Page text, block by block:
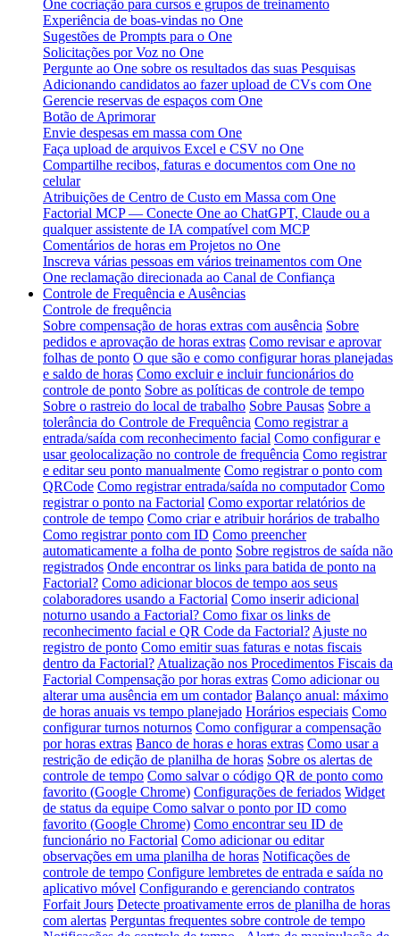
One cocriação para cursos e grupos de treinamento
Experiência de boas-vindas no One
Sugestões de Prompts para o One
Solicitações por Voz no One
Pergunte ao One sobre os resultados das suas Pesquisas
Adicionando candidatos ao fazer upload de CVs com One
Gerencie reservas de espaços com One
Botão de Aprimorar
Envie despesas em massa com One
Faça upload de arquivos Excel e CSV no One
Compartilhe recibos, faturas e documentos com One no
celular
Atribuições de Centro de Custo em Massa com One
Factorial MCP — Conecte One ao ChatGPT, Claude ou a
qualquer assistente de IA compatível com MCP
Comentários de horas em Projetos no One
Inscreva várias pessoas em vários treinamentos com One
One reclamação direcionada ao Canal de Confiança
Controle de Frequência e Ausências
Controle de frequência
Sobre compensação de horas extras com ausência Sobre
pedidos e aprovação de horas extras Como revisar e aprovar
folhas de ponto O que são e como configurar horas planejadas
e saldo de horas Como excluir e incluir funcionários do
controle de ponto Sobre as políticas de controle de tempo
Sobre o rastreio do local de trabalho Sobre Pausas Sobre a
tolerância do Controle de Frequência Como registrar a
entrada/saída com reconhecimento facial Como configurar e
usar geolocalização no controle de frequência Como registrar
e editar seu ponto manualmente Como registrar o ponto com
QRCode Como registrar entrada/saída no computador Como
registrar o ponto na Factorial Como exportar relatórios de
controle de tempo Como criar e atribuir horários de trabalho
Como registrar ponto com ID Como preencher
automaticamente a folha de ponto Sobre registros de saída não
registrados Onde encontrar os links para batida de ponto na
Factorial? Como adicionar blocos de tempo aos seus
colaboradores usando a Factorial Como inserir adicional
noturno usando a Factorial? Como fixar os links de
reconhecimento facial e QR Code da Factorial? Ajuste no
registro de ponto Como emitir suas faturas e notas fiscais
dentro da Factorial? Atualização nos Procedimentos Fiscais da
Factorial Compensação por horas extras Como adicionar ou
alterar uma ausência em um contador Balanço anual: máximo
de horas anuais vs tempo planejado Horários especiais Como
configurar turnos noturnos Como configurar a compensação
por horas extras Banco de horas e horas extras Como usar a
restrição de edição de planilha de horas Sobre os alertas de
controle de tempo Como salvar o código QR de ponto como
favorito (Google Chrome) Configurações de feriados Widget
de status da equipe Como salvar o ponto por ID como
favorito (Google Chrome) Como encontrar seu ID de
funcionário no Factorial Como adicionar ou editar
observações em uma planilha de horas Notificações de
controle de tempo Configure lembretes de entrada e saída no
aplicativo móvel Configurando e gerenciando contratos
Forfait Jours Detecte proativamente erros de planilha de horas
com alertas Perguntas frequentes sobre controle de tempo